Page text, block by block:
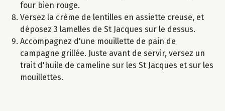
four bien rouge.
Versez la crème de lentilles en assiette creuse, et
déposez 3 lamelles de St Jacques sur le dessus.
Accompagnez d'une mouillette de pain de
campagne grillée. Juste avant de servir, versez un
trait d'huile de cameline sur les St Jacques et sur les
mouillettes.